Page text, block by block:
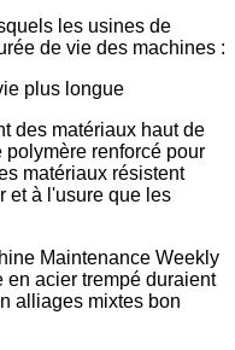
les usines de
de vie des machines :
plus longue
des matériaux haut de
renforcé pour
matériaux résistent
et à l'usure que les
Maintenance Weekly
acier trempé duraient
alliages mixtes bon